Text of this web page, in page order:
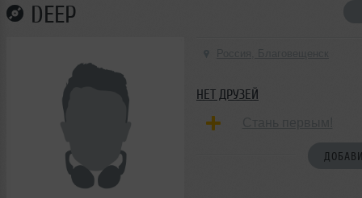
DEEP
НЕТ ДРУЗЕЙ